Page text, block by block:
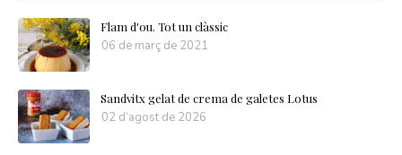
Flam d'ou. Tot un clàssic
06 de març de 2021
Sandvitx gelat de crema de galetes Lotus
02 d’agost de 2026